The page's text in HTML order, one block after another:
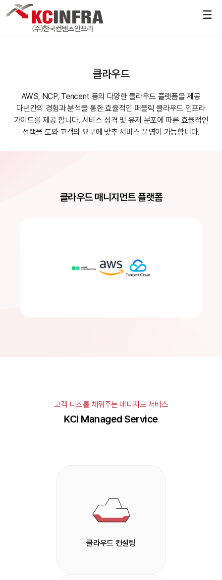
클라우드
AWS, NCP, Tencent 등의 다양한 클라우드 플랫폼을 제공
다년간의 경험과 분석을 통한 효율적인 퍼블릭 클라우드 인프라
가이드를 제공 합니다. 서비스 성격 및 유저 분포에 따른 효율적인
선택을 도와 고객의 요구에 맞추 서비스 운영이 가능합니다.
클라우드 매니지먼트 플랫폼
고객 니즈를 채워주는 매니지드 서비스
KCI Managed Service
클라우드 컨설팅